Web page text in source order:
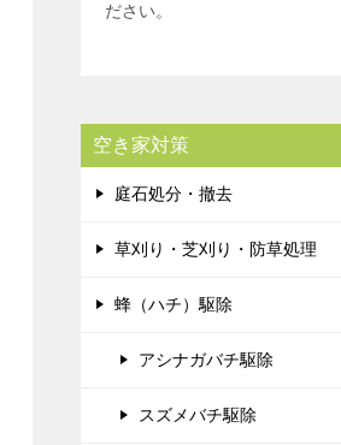
ださい。
空き家対策
庭石処分・撤去
草刈り・芝刈り・防草処理
蜂（ハチ）駆除
アシナガバチ駆除
スズメバチ駆除